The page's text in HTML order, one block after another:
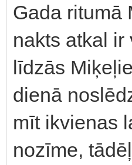
Gada ritumā
nakts atkal ir
līdzās
dienā
mīt ikvienas
nozīme,